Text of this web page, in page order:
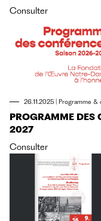
Consulter
26.11.2025 | Programme &
PROGRAMME DES
2027
Consulter